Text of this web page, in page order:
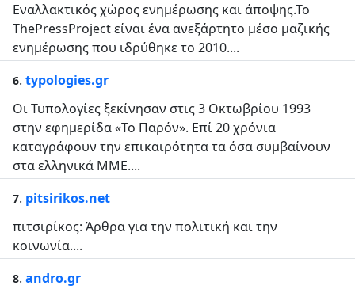
Εναλλακτικός χώρος ενημέρωσης και άποψης.Το
ThePressProject είναι ένα ανεξάρτητο μέσο μαζικής
ενημέρωσης που ιδρύθηκε το 2010....
6. typologies.gr
Οι Τυπολογίες ξεκίνησαν στις 3 Οκτωβρίου 1993
στην εφημερίδα «Το Παρόν». Επί 20 χρόνια
καταγράφουν την επικαιρότητα τα όσα συμβαίνουν
στα ελληνικά ΜΜΕ....
7. pitsirikos.net
πιτσιρίκος: Άρθρα για την πολιτική και την
κοινωνία....
8. andro.gr